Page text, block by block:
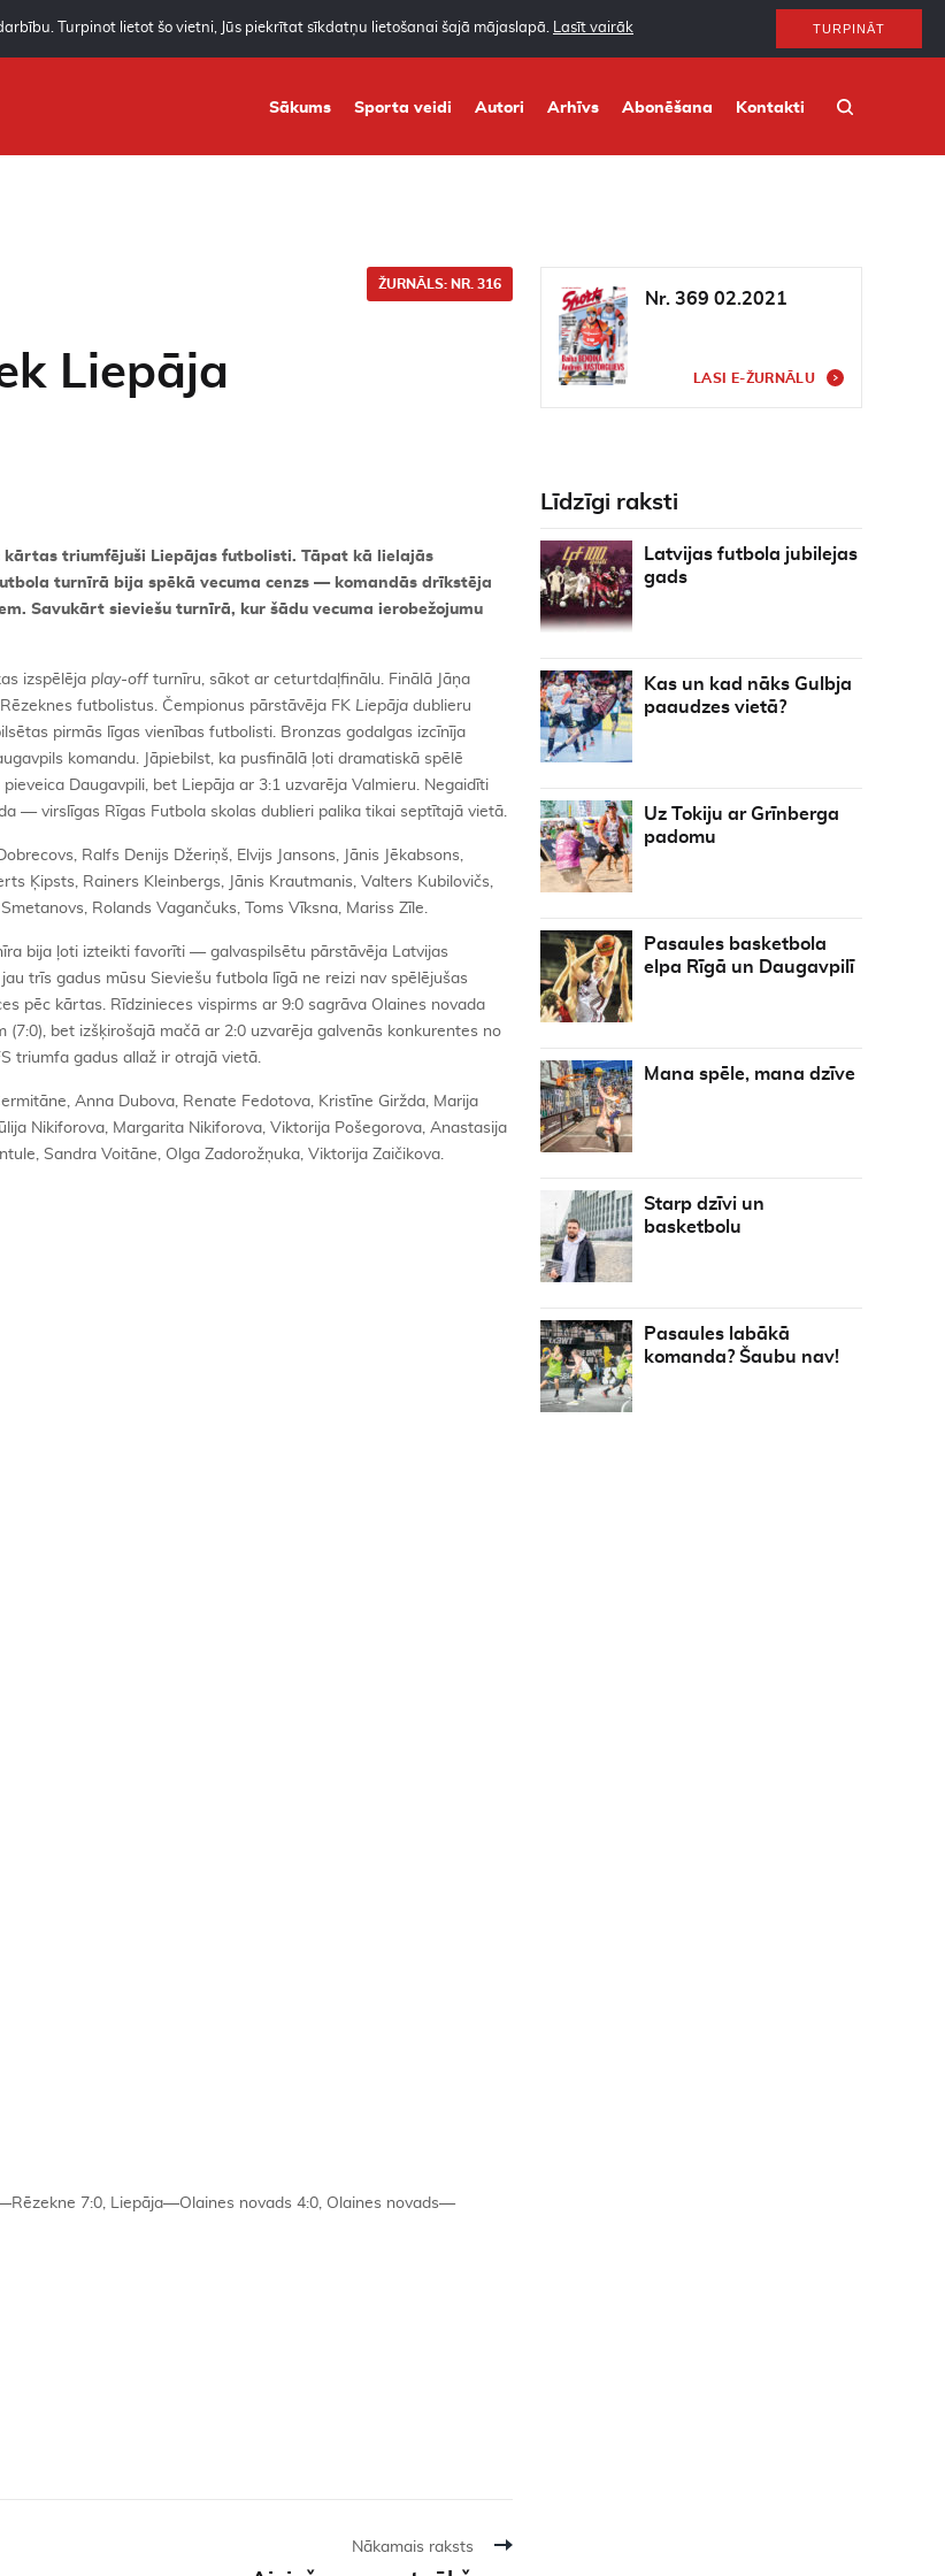
Turpinot lietot šo vietni, Jūs piekrītat sīkdatņu lietošanai šajā mājaslapā. Lasīt vairāk TURPINĀT
Sākums Sporta veidi Autori Arhīvs Abonēšana Kontakti
ŽURNĀLS: NR. 316
Liepāja
triumfējuši Liepājas futbolisti. Tāpat kā lielajās
turnīrā bija spēkā vecuma cenzs — komandās drīkstēja
Savukārt sieviešu turnīrā, kur šādu vecuma ierobežojumu
izspēlēja play-off turnīru, sākot ar ceturtdaļfinālu. Finālā Jāņa
futbolistus. Čempionus pārstāvēja FK Liepāja dublieru
pirmās līgas vienības futbolisti. Bronzas godalgas izcīnīja
komandu. Jāpiebilst, ka pusfinālā ļoti dramatiskā spēlē
Daugavpili, bet Liepāja ar 3:1 uzvarēja Valmieru. Negaidīti
— virslīgas Rīgas Futbola skolas dublieri palika tikai septītajā vietā.
Ralfs Denijs Džeriņš, Elvijs Jansons, Jānis Jēkabsons,
Ķipsts, Rainers Kleinbergs, Jānis Krautmanis, Valters Kubilovičs,
Rolands Vagančuks, Toms Vīksna, Mariss Zīle.
bija ļoti izteikti favorīti — galvaspilsētu pārstāvēja Latvijas
trīs gadus mūsu Sieviešu futbola līgā ne reizi nav spēlējušas
pēc kārtas. Rīdzinieces vispirms ar 9:0 sagrāva Olaines novada
bet izšķirošajā mačā ar 2:0 uzvarēja galvenās konkurentes no
triumfa gadus allaž ir otrajā vietā.
Anna Dubova, Renate Fedotova, Kristīne Giržda, Marija
Nikiforova, Margarita Nikiforova, Viktorija Pošegorova, Anastasija
Sandra Voitāne, Olga Zadorožņuka, Viktorija Zaičikova.
7:0, Liepāja—Olaines novads 4:0, Olaines novads—
Nākamais raksts
Nr. 369 02.2021
LASI E-ŽURNĀLU
Līdzīgi raksti
Latvijas futbola jubilejas
gads
Kas un kad nāks Gulbja
paaudzes vietā?
Uz Tokiju ar Grīnberga
padomu
Pasaules basketbola
elpa Rīgā un Daugavpilī
Mana spēle, mana dzīve
Starp dzīvi un
basketbolu
Pasaules labākā
komanda? Šaubu nav!